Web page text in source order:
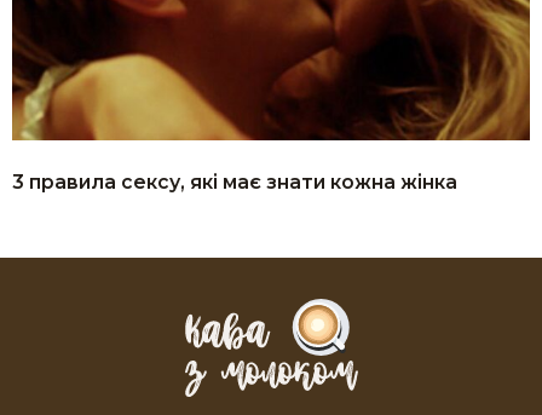
3 правила сексу, які має знати кожна жінка